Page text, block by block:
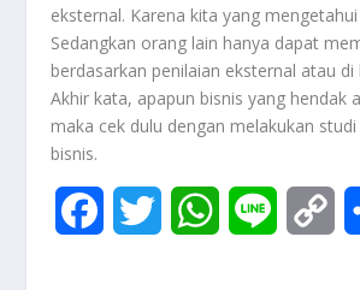
eksternal. Karena kita yang
Sedangkan orang lain hanya dapat
berdasarkan penilaian eksternal atau di
Akhir kata, apapun bisnis yang hendak
maka cek dulu dengan melakukan
bisnis.
W